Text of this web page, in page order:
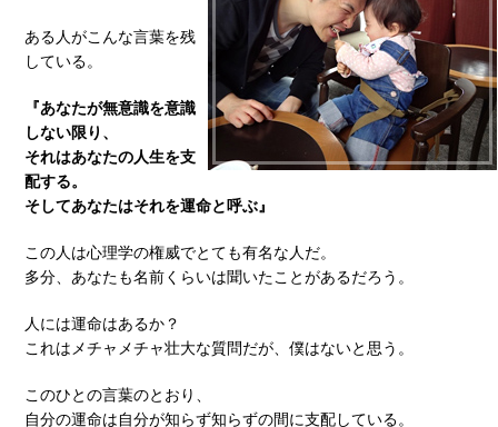
ある人がこんな言葉を残
している。
『あなたが無意識を意識
しない限り、
それはあなたの人生を支
配する。
そしてあなたはそれを運命と呼ぶ』
この人は心理学の権威でとても有名な人だ。
多分、あなたも名前くらいは聞いたことがあるだろう。
人には運命はあるか？
これはメチャメチャ壮大な質問だが、僕はないと思う。
このひとの言葉のとおり、
自分の運命は自分が知らず知らずの間に支配している。